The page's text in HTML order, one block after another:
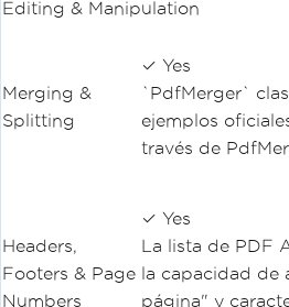
Editing & Manipulation
Merging &
Splitting
✓ Yes
`PdfMerger`
ejemplos
través de
Headers,
Footers & Page
Numbers
✓ Yes
La lista de PDF
la capacidad de
página" y